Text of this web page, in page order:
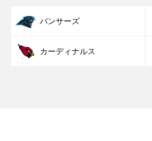
パンサーズ
カーディナルス